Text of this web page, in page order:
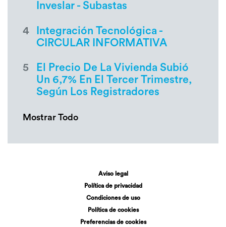
Inveslar - Subastas
4
Integración Tecnológica -
CIRCULAR INFORMATIVA
5
El Precio De La Vivienda Subió
Un 6,7% En El Tercer Trimestre,
Según Los Registradores
Mostrar Todo
Aviso legal
Política de privacidad
Condiciones de uso
Política de cookies
Preferencias de cookies